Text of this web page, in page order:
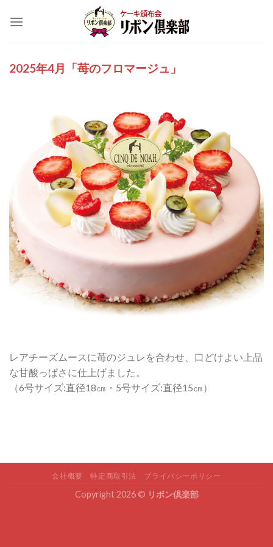
2025年4月「苺のフロマージュ」
レアチーズムースに苺のジュレを合わせ、口どけよい上品
な甘酸っぱさに仕上げました。
（6号サイズ:直径18㎝・5号サイズ:直径15㎝）
会社概要 特定商取引法 プライバシーポリシー
Copyright 2026 © リボン倶楽部